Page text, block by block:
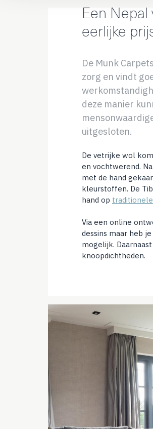
Een
eerlijke
De Munk
zorg en vindt
deze manier
uitgesloten.
De vetrijke wol
en vochtwerend.
met de hand
kleurstoffen. De
hand op
Via een online
dessins maar heb
mogelijk.
knoopdichtheden.